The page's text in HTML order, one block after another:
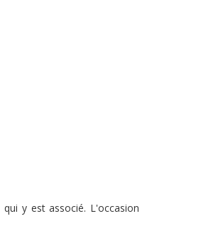
y est associé. L'occasion